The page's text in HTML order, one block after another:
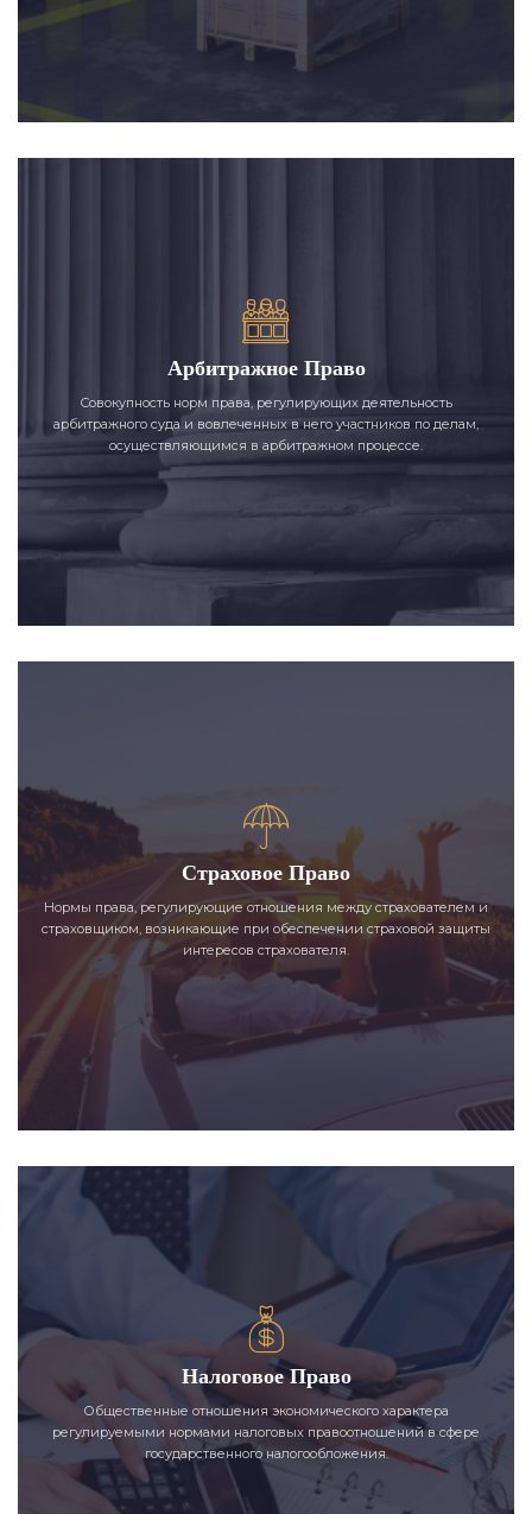
Арбитражное Право
Совокупность норм права, регулирующих деятельность
арбитражного суда и вовлеченных в него участников по делам,
осуществляющимся в арбитражном процессе.
Страховое Право
Нормы права, регулирующие отношения между страхователем и
страховщиком, возникающие при обеспечении страховой защиты
интересов страхователя.
Налоговое Право
Общественные отношения экономического характера
регулируемыми нормами налоговых правоотношений в сфере
государственного налогообложения.